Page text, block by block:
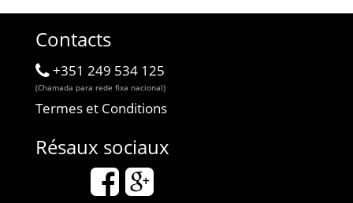
Contacts
+351 249 534 125
(Chamada para rede fixa nacional)
Termes et Conditions
Résaux sociaux